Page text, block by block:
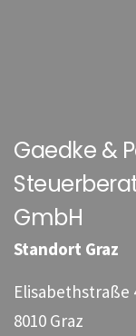
Gaedke &
GmbH
Standort Graz
Elisabethstraße
8010 Graz